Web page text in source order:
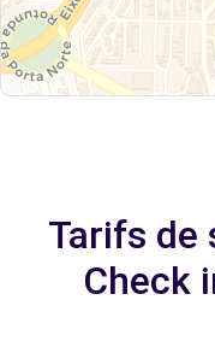
Tarifs de
Check